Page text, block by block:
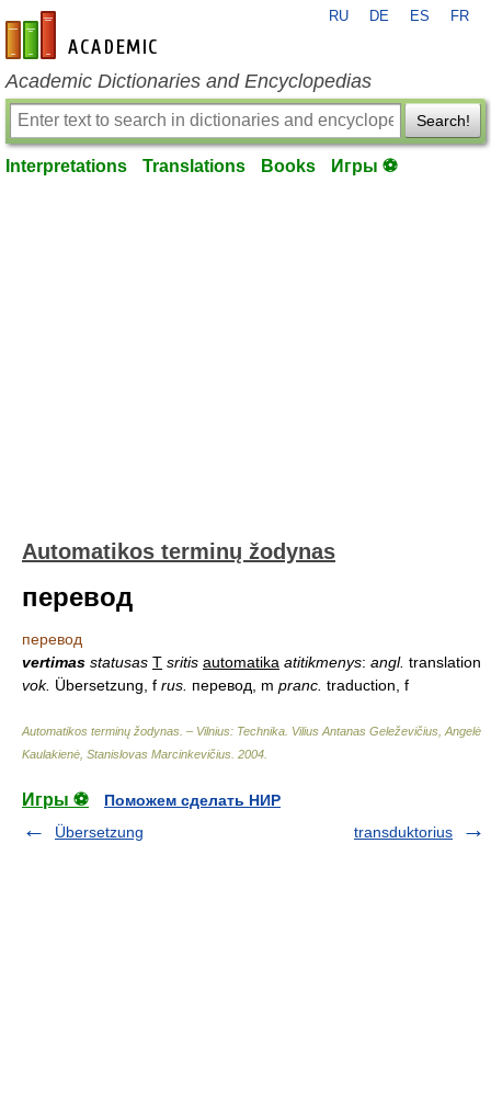
en-academic.com
RU DE ES FR
Academic Dictionaries and Encyclopedias
Search!
Interpretations Translations Books Игры ⚽
Automatikos terminų žodynas
перевод
перевод
vertimas statusas T sritis automatika atitikmenys: angl. translation
vok. Übersetzung, f rus. перевод, m pranc. traduction, f
Automatikos terminų žodynas. – Vilnius: Technika Vilius Antanas Geleževičius, Angelė
Kaulakienė, Stanislovas Marcinkevičius 2004
Игры ⚽
Поможем сделать НИР
Übersetzung
transduktorius